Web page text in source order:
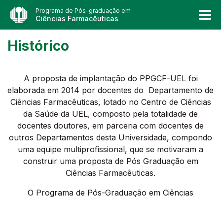
Programa de Pós-graduação em
Ciências Farmacêuticas
Histórico
A proposta de implantação do PPGCF-UEL foi
elaborada em 2014 por docentes do Departamento de
Ciências Farmacêuticas, lotado no Centro de Ciências
da Saúde da UEL, composto pela totalidade de
docentes doutores, em parceria com docentes de
outros Departamentos desta Universidade, compondo
uma equipe multiprofissional, que se motivaram a
construir uma proposta de Pós Graduação em
Ciências Farmacêuticas.
O Programa de Pós-Graduação em Ciências